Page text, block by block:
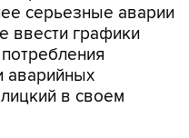
аварийных
в своем